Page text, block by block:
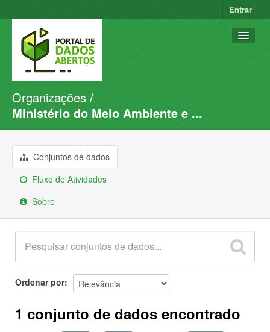
Entrar
Conjuntos de dados
Organizações
Sobre
Organizações
Ministério do Meio Ambiente e ...
Conjuntos de dados
Fluxo de Atividades
Sobre
Ordenar por
1 conjunto de dados encontrado